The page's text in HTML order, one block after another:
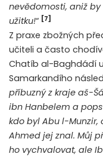
nevědomosti, aniž
užitku!“ [7]
Z praxe zbožných
učiteli a často
Chatíb al-Baghdádí
Samarkandího
příbuzný z kraje aš-
ibn Hanbelem a
kdo byl Abu l-Munzir,
Ahmed jej znal. Můj
ho vychvalovat, ale